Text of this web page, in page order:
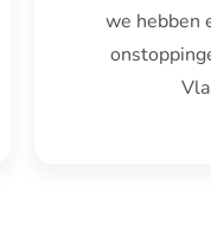
we hebben